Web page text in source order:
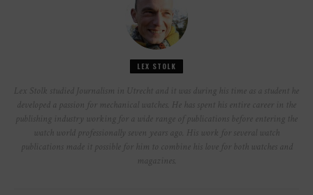
LEX STOLK
Lex Stolk studied Journalism in Utrecht and it was during his time as a student he
developed a passion for mechanical watches. He has spent his entire career in the
publishing industry working for a wide range of publications before entering the
watch world professionally seven years ago. His work for several watch
publications made it possible for him to combine his love for both watches and
magazines.